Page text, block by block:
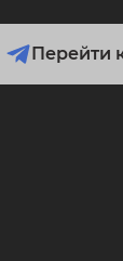
Перейти